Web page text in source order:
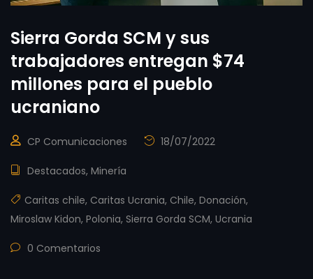
Sierra Gorda SCM y sus
trabajadores entregan $74
millones para el pueblo
ucraniano
CP Comunicaciones 18/07/2022
Destacados, Minería
Caritas chile, Caritas Ucrania, Chile, Donación,
Miroslaw Kidon, Polonia, Sierra Gorda SCM, Ucrania
0 Comentarios